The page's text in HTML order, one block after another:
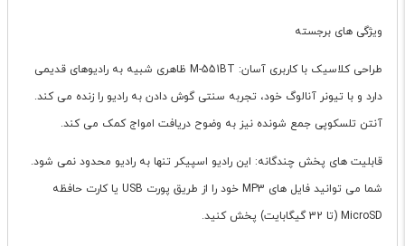
ویژگی های برجسته
طراحی کلاسیک با کاربری آسان: M-551BT ظاهری شبیه به رادیوهای قدیمی
دارد و با تیونر آنالوگ خود، تجربه سنتی گوش دادن به رادیو را زنده می کند.
آنتن تلسکوپی جمع شونده نیز به وضوح دریافت امواج کمک می کند.
قابلیت های پخش چندگانه: این رادیو اسپیکر تنها به رادیو محدود نمی شود.
شما می توانید فایل های MP3 خود را از طریق پورت USB یا کارت حافظه
MicroSD (تا 32 گیگابایت) پخش کنید.